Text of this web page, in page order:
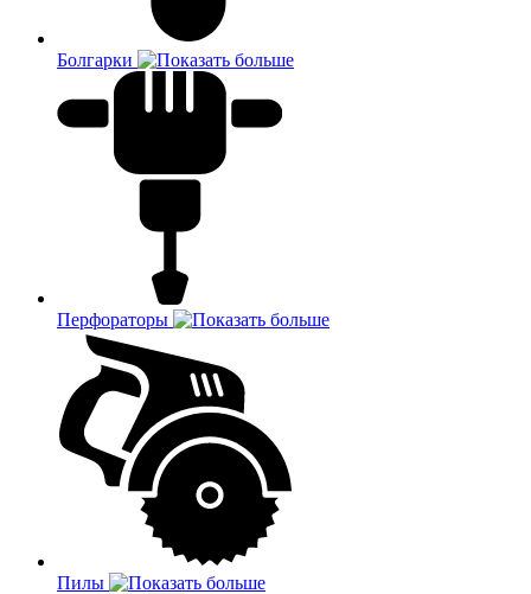
Болгарки
Перфораторы
Пилы